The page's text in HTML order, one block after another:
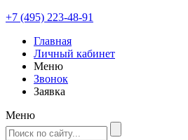
+7 (495) 223-48-91
Главная
Личный кабинет
Меню
Звонок
Заявка
Меню